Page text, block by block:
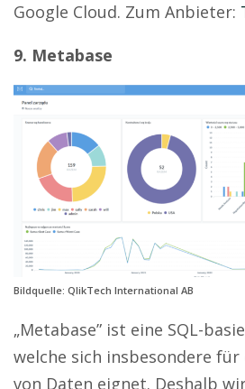
Google Cloud. Zum Anbieter:
9. Metabase
Bildquelle: QlikTech International AB
„Metabase” ist eine SQL-
welche sich insbesondere
von Daten eignet. Deshalb